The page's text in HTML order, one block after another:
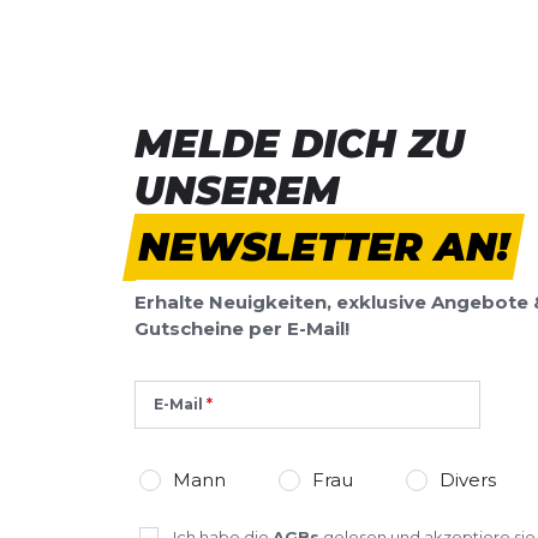
MELDE DICH ZU
UNSEREM
NEWSLETTER AN!
Erhalte Neuigkeiten, exklusive Angebote
Gutscheine per E-Mail!
E-Mail
Mann Frau Divers